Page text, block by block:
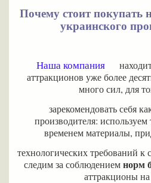
Почему стоит покупать
украинского
Наша компания
аттракционов уже более
много сил, для
зарекомендовать себя
производителя:
временем материалы,
технологических требований к
следим за соблюдениемнорм
аттракционы